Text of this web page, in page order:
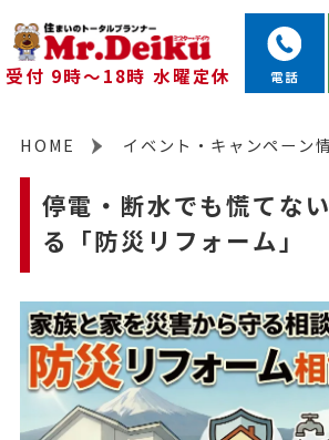
受付 9時～18時 水曜定休 電話
HOME イベント・キャンペーン
停電・断水でも慌てな
る「防災リフォーム」